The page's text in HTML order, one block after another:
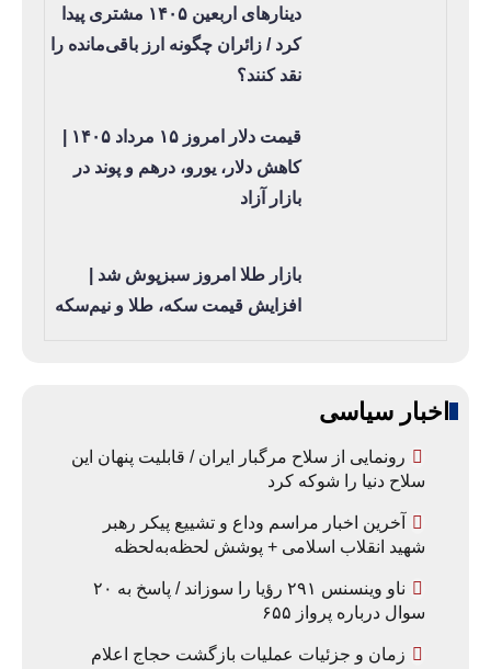
دینارهای اربعین ۱۴۰۵ مشتری پیدا
کرد / زائران چگونه ارز باقی‌مانده را
نقد کنند؟
کاهش دلار، یورو، درهم و پوند در
بازار آزاد
بازار طلا امروز سبزپوش شد |
افزایش قیمت سکه، طلا و نیم‌سکه
اخبار سیاسی
رونمایی از سلاح مرگبار ایران / قابلیت پنهان این
سلاح دنیا را شوکه کرد
آخرین اخبار مراسم وداع و تشییع پیکر رهبر
شهید انقلاب اسلامی + پوشش لحظه‌به‌لحظه
ناو وینسنس ۲۹۱ رؤیا را سوزاند / پاسخ به ۲۰
سوال درباره پرواز ۶۵۵
زمان و جزئیات عملیات بازگشت حجاج اعلام